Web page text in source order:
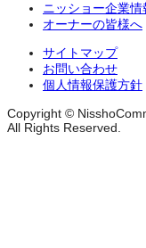
ニッショー企業情
オーナーの皆様へ
サイトマップ
お問い合わせ
個人情報保護方針
Copyright ©
All Rights Reserved.